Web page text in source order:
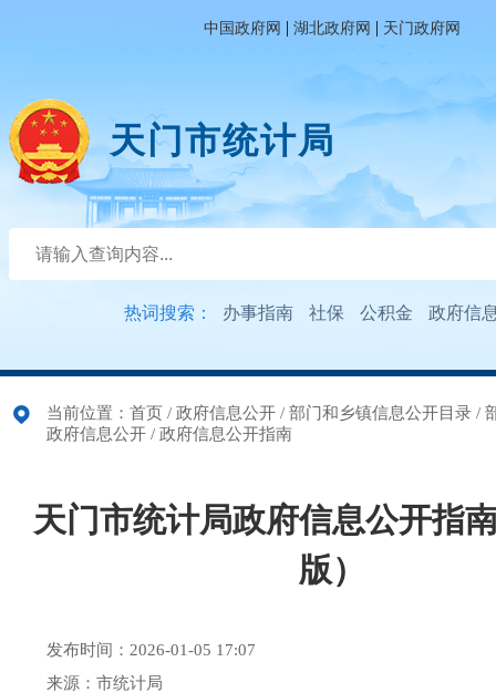
中国政府网 | 湖北政府网 | 天门政府网
天门市统计局
热词搜索： 办事指南 社保 公积金 政府信
当前位置： 首页 / 政府信息公开 / 部门和乡镇信息公开目录 /
政府信息公开 / 政府信息公开指南
天门市统计局政府信息公开指
版）
发布时间：2026-01-05 17:07
来源：市统计局